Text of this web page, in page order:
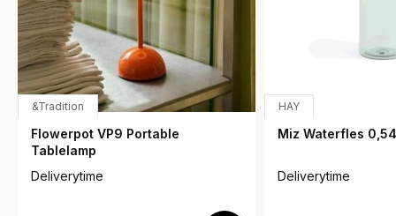
&Tradition
Flowerpot VP9 Portable
Tablelamp
Deliverytime
HAY
Miz Waterfles
Deliverytime